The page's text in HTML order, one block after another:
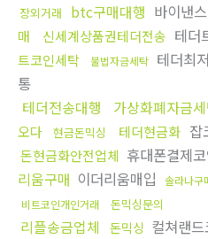
장외거래 btc구매대행 바이낸
매
신세계상품권테더전송 테더
트코인세탁
불법자금세탁 테더최
통
테더전송대행
가상화폐자금
오다
현금돈믹싱 테더현금화 잡
돈현금화안전업체 휴대폰결제
리움구매 이더리움매입 솔라나구
비트코인개인거래 돈믹싱문의
리플송금업체 돈믹싱 컬쳐랜